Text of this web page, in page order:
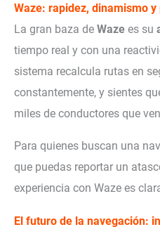
Waze: rapidez, dinamismo
La gran baza de Waze es su
tiempo real y con una
sistema recalcula rutas en
constantemente, y sientes
miles de conductores que
Para quienes buscan una
que puedas reportar un
experiencia con Waze es
El futuro de la navegación: